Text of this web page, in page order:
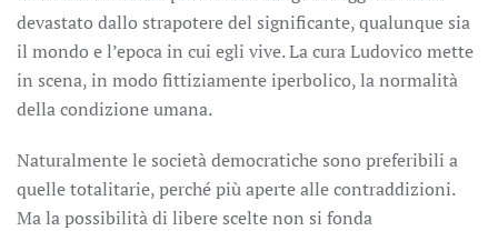
devastato dallo strapotere del significante, qualunque sia
il mondo e l’epoca in cui egli vive. La cura Ludovico mette
in scena, in modo fittiziamente iperbolico, la normalità
della condizione umana.
Naturalmente le società democratiche sono preferibili a
quelle totalitarie, perché più aperte alle contraddizioni.
Ma la possibilità di libere scelte non si fonda